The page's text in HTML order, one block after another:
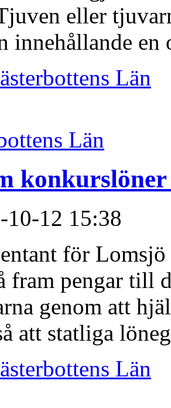
eller
innehållande en
Län
Län
10-12 15:38
för
fram pengar till
genom att
att statliga
Län